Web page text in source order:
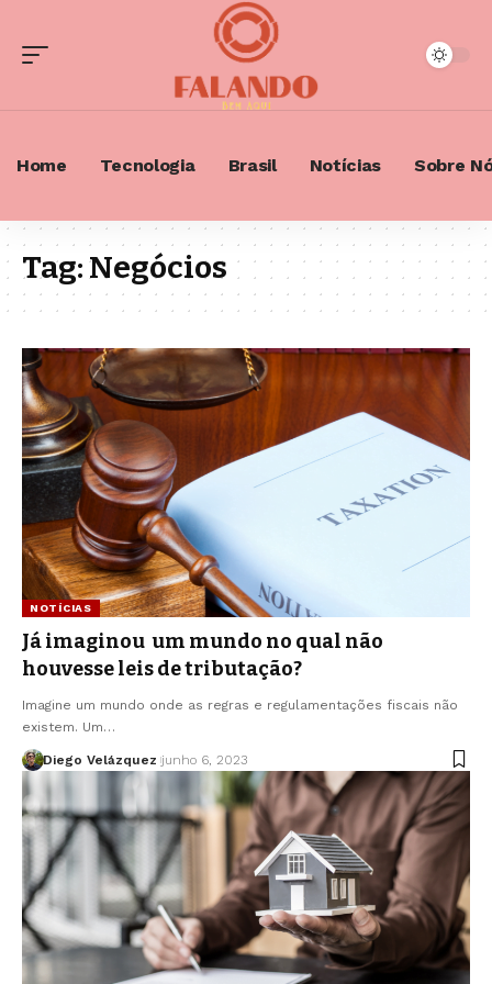
Home Tecnologia Brasil Notícias Sobre
Tag:Negócios
NOTÍCIAS
Já imaginou um mundo no qual não
houvesse leis de tributação?
Imagine um mundo onde as regras e regulamentações fiscais não
existem. Um…
Diego Velázquez junho 6, 2023